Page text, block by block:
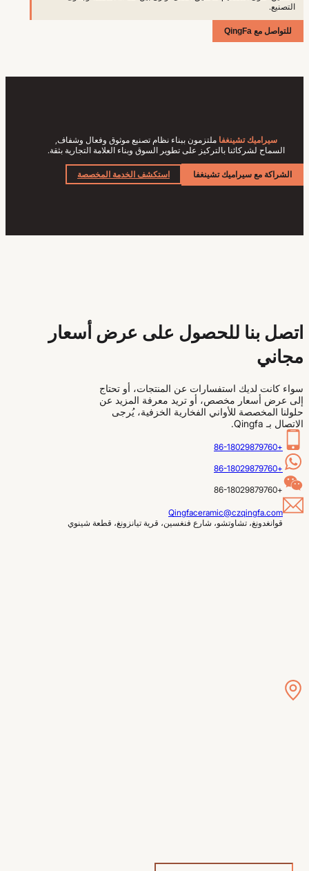
التصنيع.
للتواصل مع QingFa
سيراميك تشينغفا ملتزمون ببناء نظام تصنيع موثوق وفعال وشفاف,
السماح لشركائنا بالتركيز على تطوير السوق وبناء العلامة التجارية بثقة.
الشراكة مع سيراميك تشينغفا استكشف الخدمة المخصصة
اتصل بنا للحصول على عرض أسعار
مجاني
سواء كانت لديك استفسارات عن المنتجات، أو تحتاج
إلى عرض أسعار مخصص، أو تريد معرفة المزيد عن
حلولنا المخصصة للأواني الفخارية الخزفية، يُرجى
الاتصال بـ Qingfa.
+86-18029879760
+86-18029879760
+86-18029879760
Qingfaceramic@czqingfa.com
قوانغدونغ، تشاوتشو، شارع فنغسين، قرية تيانزونغ، قطعة شينوي